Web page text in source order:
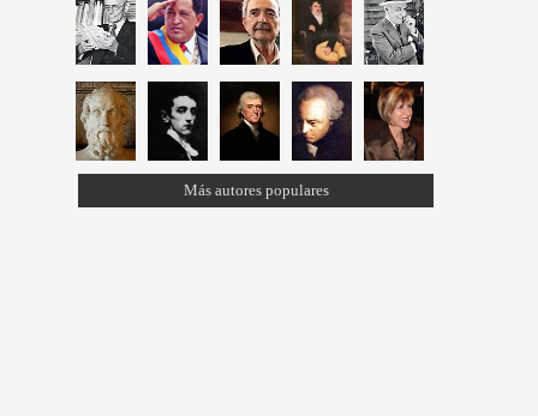
Más autores populares